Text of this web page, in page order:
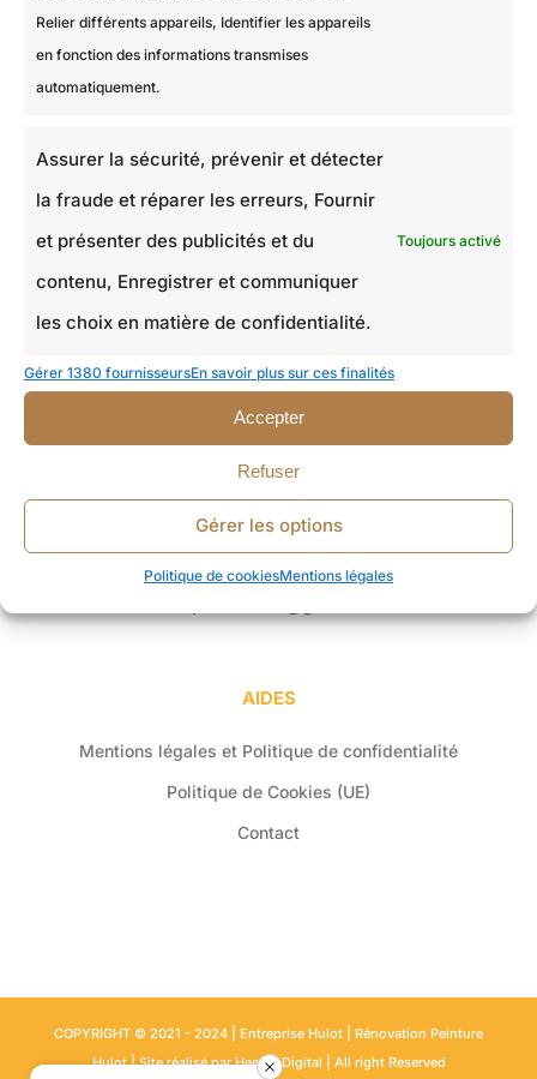
Relier différents appareils, Identifier les appareils
en fonction des informations transmises
automatiquement.
Assurer la sécurité, prévenir et détecter
la fraude et réparer les erreurs, Fournir
et présenter des publicités et du
contenu, Enregistrer et communiquer
les choix en matière de confidentialité.
Toujours activé
Gérer 1380 fournisseursEn savoir plus sur ces finalités
Accepter
Refuser
Gérer les options
Politique de cookiesMentions légales
PLAN DU SITE
Accueil
À propos
Les Travaux de M.Hulot
Contact
CONTACT
24 rue Edouard Lebeau
77340 Pontault-Combault
AIDES
Mentions légales et Politique de confidentialité
Politique de Cookies (UE)
Contact
COPYRIGHT © 2021 - 2024 | Entreprise Hulot | Rénovation Peinture
Hulot | Site réalisé parHeewo Digital | All right Reserved